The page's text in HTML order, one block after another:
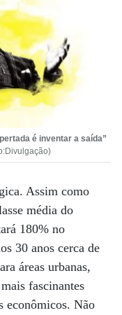
é inventar a saída”
Assim como
média do
180% no
30 anos cerca de
áreas urbanas,
fascinantes
econômicos. Não